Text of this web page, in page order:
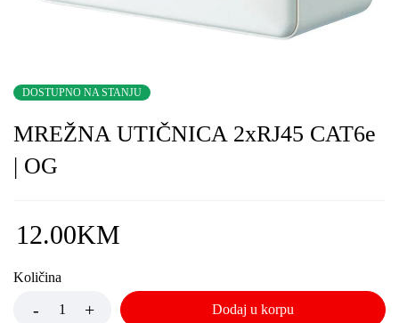
DOSTUPNO NA STANJU
MREŽNA UTIČNICA 2xRJ45 CAT6e
| OG
12.00KM
Količina
Dodaj u korpu